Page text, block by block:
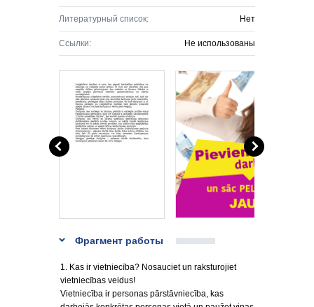
Литературный список: Нет
Ссылки: Не использованы
Фрагмент работы
1. Kas ir vietniecība? Nosauciet un raksturojiet
vietniecības veidus!
Vietniecība ir personas pārstāvniecība, kas